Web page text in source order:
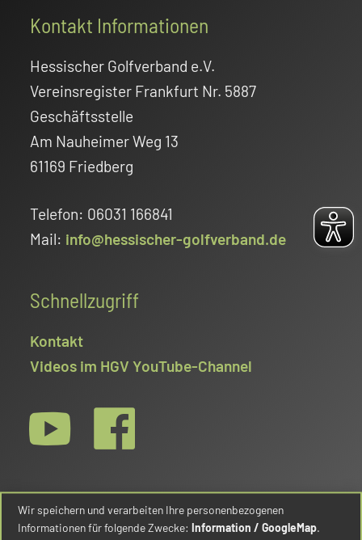
FooterKontakt Informationen
Hessischer Golfverband e.V.
Vereinsregister Frankfurt Nr. 5887
Geschäftsstelle
Am Nauheimer Weg 13
61169 Friedberg
Telefon: 06031 166841
Mail: info@hessischer-golfverband.de
Schnellzugriff
Kontakt
Videos im HGV YouTube-Channel
© Hessischer Golfverband e.V. 2026
Wir speichern und verarbeiten Ihre personenbezogenen
Informationen für folgende Zwecke: Information / GoogleMap.